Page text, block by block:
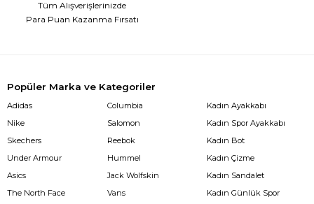
Tüm Alışverişlerinizde
Para Puan Kazanma Fırsatı
Popüler Marka ve Kategoriler
Adidas
Nike
Skechers
Under Armour
Asics
The North Face
Columbia
Salomon
Reebok
Hummel
Jack Wolfskin
Vans
Kadın Ayakkabı
Kadın Spor Ayakkabı
Kadın Bot
Kadın Çizme
Kadın Sandalet
Kadın Günlük Spor